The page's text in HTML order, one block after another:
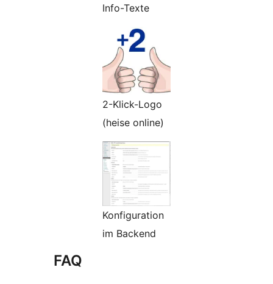
Info-Texte
2-Klick-Logo
(heise online)
Konfiguration
im Backend
FAQ